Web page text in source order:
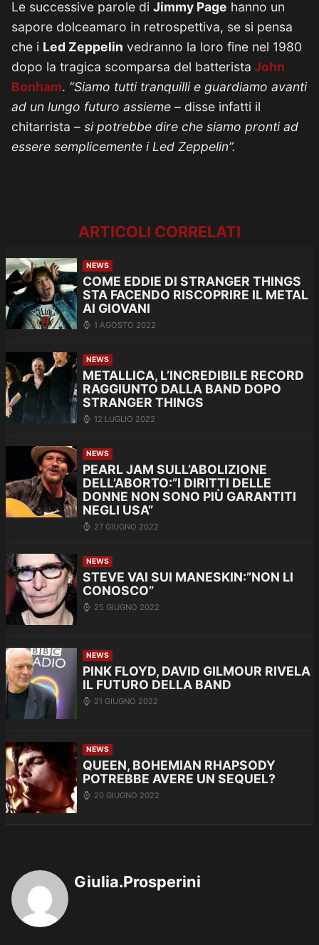
Le successive parole di Jimmy Page hanno un
sapore dolceamaro in retrospettiva, se si pensa
che i Led Zeppelin vedranno la loro fine nel 1980
dopo la tragica scomparsa del batterista John
Bonham. “Siamo tutti tranquilli e guardiamo avanti
ad un lungo futuro assieme – disse infatti il
chitarrista – si potrebbe dire che siamo pronti ad
essere semplicemente i Led Zeppelin”.
ARTICOLI CORRELATI
NEWS
COME EDDIE DI STRANGER THINGS
STA FACENDO RISCOPRIRE IL METAL
AI GIOVANI
1 AGOSTO 2022
NEWS
METALLICA, L’INCREDIBILE RECORD
RAGGIUNTO DALLA BAND DOPO
STRANGER THINGS
12 LUGLIO 2022
NEWS
PEARL JAM SULL’ABOLIZIONE
DELL’ABORTO:”I DIRITTI DELLE
DONNE NON SONO PIÙ GARANTITI
NEGLI USA”
27 GIUGNO 2022
NEWS
STEVE VAI SUI MANESKIN:”NON LI
CONOSCO”
25 GIUGNO 2022
NEWS
PINK FLOYD, DAVID GILMOUR RIVELA
IL FUTURO DELLA BAND
21 GIUGNO 2022
NEWS
QUEEN, BOHEMIAN RHAPSODY
POTREBBE AVERE UN SEQUEL?
20 GIUGNO 2022
Giulia.Prosperini